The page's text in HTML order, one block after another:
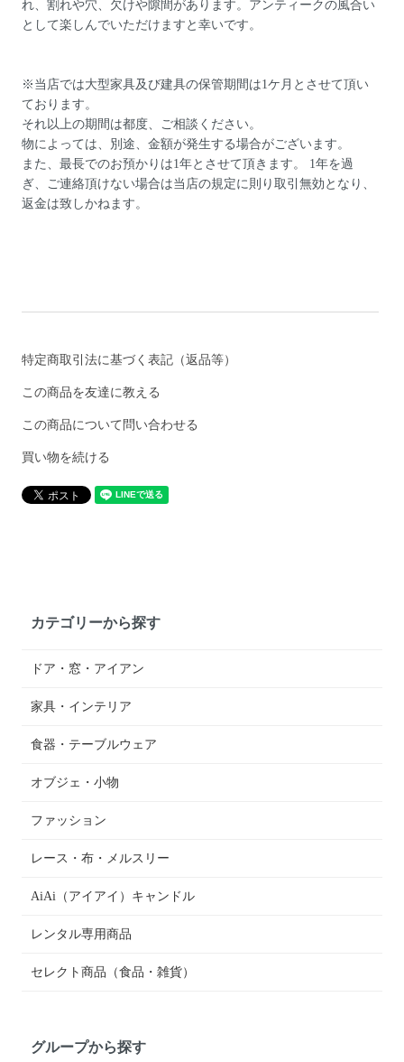
れ、割れや穴、欠けや隙間があります。アンティークの風合い
として楽しんでいただけますと幸いです。
※当店では大型家具及び建具の保管期間は1ケ月とさせて頂い
ております。
それ以上の期間は都度、ご相談ください。
物によっては、別途、金額が発生する場合がございます。
また、最長でのお預かりは1年とさせて頂きます。 1年を過
ぎ、ご連絡頂けない場合は当店の規定に則り取引無効となり、
返金は致しかねます。
特定商取引法に基づく表記（返品等）
この商品を友達に教える
この商品について問い合わせる
買い物を続ける
カテゴリーから探す
ドア・窓・アイアン
家具・インテリア
食器・テーブルウェア
オブジェ・小物
ファッション
レース・布・メルスリー
AiAi（アイアイ）キャンドル
レンタル専用商品
セレクト商品（食品・雑貨）
グループから探す